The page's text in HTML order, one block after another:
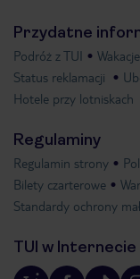
Przydatne
Podróż z TUI
Status reklamacji
Hotele przy lotniskach
Regulaminy
Regulamin strony
Bilety czarterowe
Standardy ochrony
TUI w Internecie